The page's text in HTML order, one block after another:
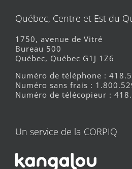
Québec, Centre et Est du
1750, avenue de Vitré
Bureau 500
Québec, Québec G1J 1Z6
Numéro de téléphone :
Numéro sans frais :
Numéro de télécopieur :
Un service de la CORPIQ